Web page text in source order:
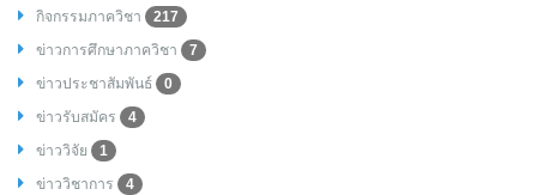
กิจกรรมภาควิชา
217
ข่าวการศึกษาภาควิชา
7
ข่าวประชาสัมพันธ์
0
ข่าวรับสมัคร
4
ข่าววิจัย
1
ข่าววิชาการ
4